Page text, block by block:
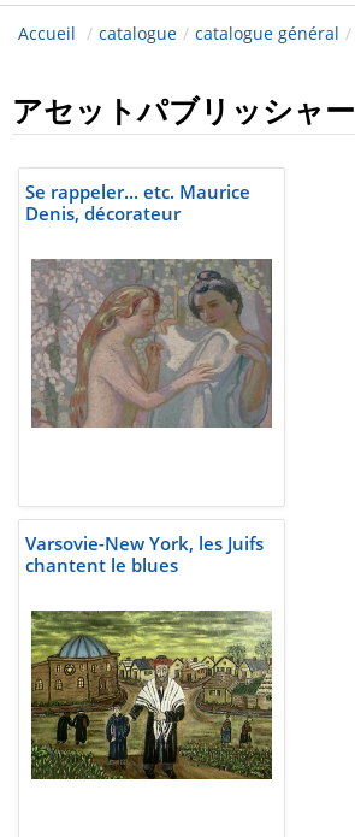
Accueil / catalogue / catalogue général /
アセットパブリッシャー
Se rappeler... etc. Maurice
Denis, décorateur
Varsovie-New York, les Juifs
chantent le blues